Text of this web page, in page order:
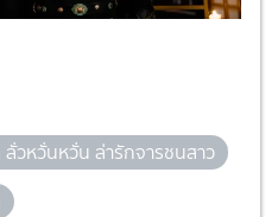
วหวั่นหวั่น ล่ารักจารชนสาว